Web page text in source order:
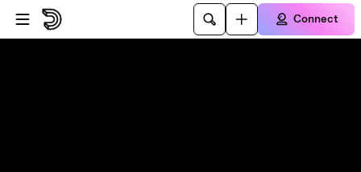
Skip to player
Skip to main content
Connect